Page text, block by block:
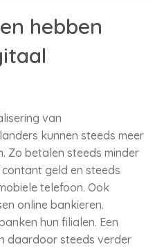
hebben
van
kunnen steeds meer
Zo betalen steeds minder
geld en steeds
telefoon. Ook
online bankieren.
hun filialen. Een
daardoor steeds verder